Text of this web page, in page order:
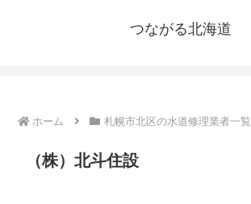
つながる北海道
ホーム 札幌市北区の水道修理業者一覧
（株）北斗住設